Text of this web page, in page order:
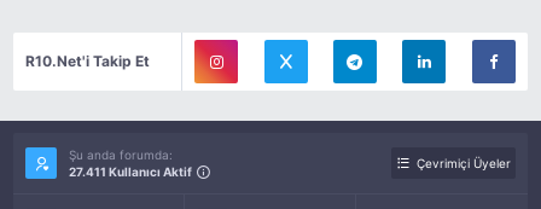
R10.Net'i Takip Et
Şu anda forumda:
27.411 Kullanıcı Aktif
Çevrimiçi Üyeler